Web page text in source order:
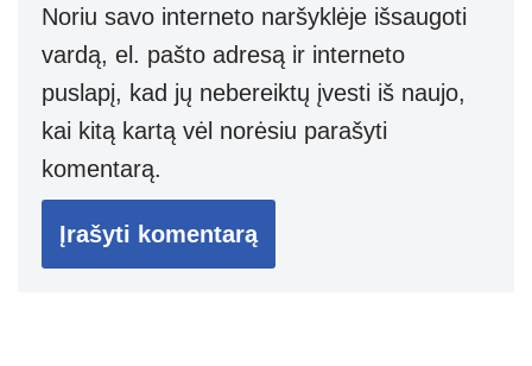
Noriu savo interneto naršyklėje išsaugoti
vardą, el. pašto adresą ir interneto
puslapį, kad jų nebereiktų įvesti iš naujo,
kai kitą kartą vėl norėsiu parašyti
komentarą.